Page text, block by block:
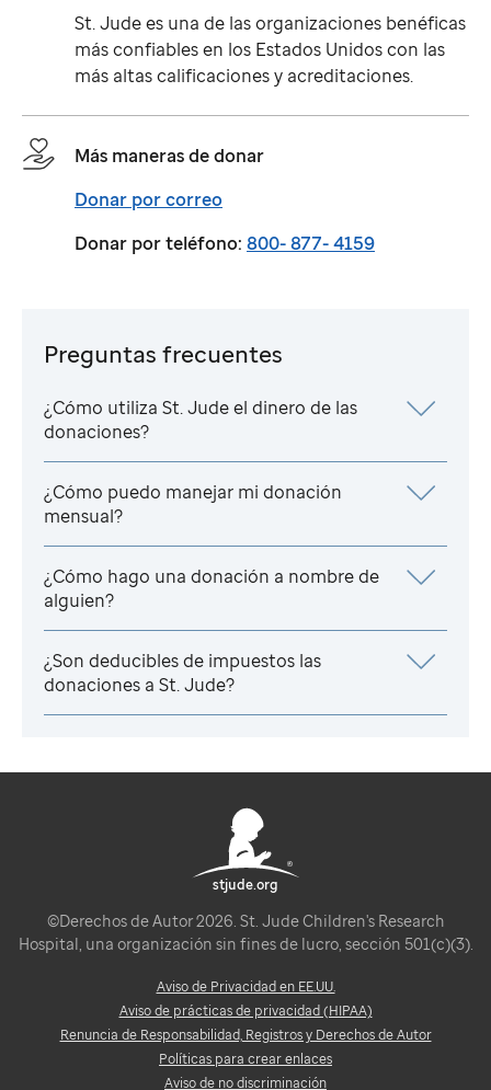
St. Judees una de las organizaciones benéficas
más confiables en los Estados Unidos con las
más altas calificaciones y acreditaciones.
Más maneras de donar
Donar por correo
Donar por teléfono: 800- 877- 4159
Preguntas frecuentes
¿Cómo utiliza St. Judeel dinero de las
donaciones?
¿Cómo puedo manejar mi donación
mensual?
¿Cómo hago una donación a nombre de
alguien?
¿Son deducibles de impuestos las
donaciones a St. Jude?
stjude.org
©Derechos de Autor 2026. St. Jude Children's Research
Hospital, una organización sin fines de lucro, sección 501(c)(3).
Aviso de Privacidad en EE.UU.
Aviso de prácticas de privacidad (HIPAA)
Renuncia de Responsabilidad, Registros y Derechos de Autor
Políticas para crear enlaces
Aviso de no discriminación